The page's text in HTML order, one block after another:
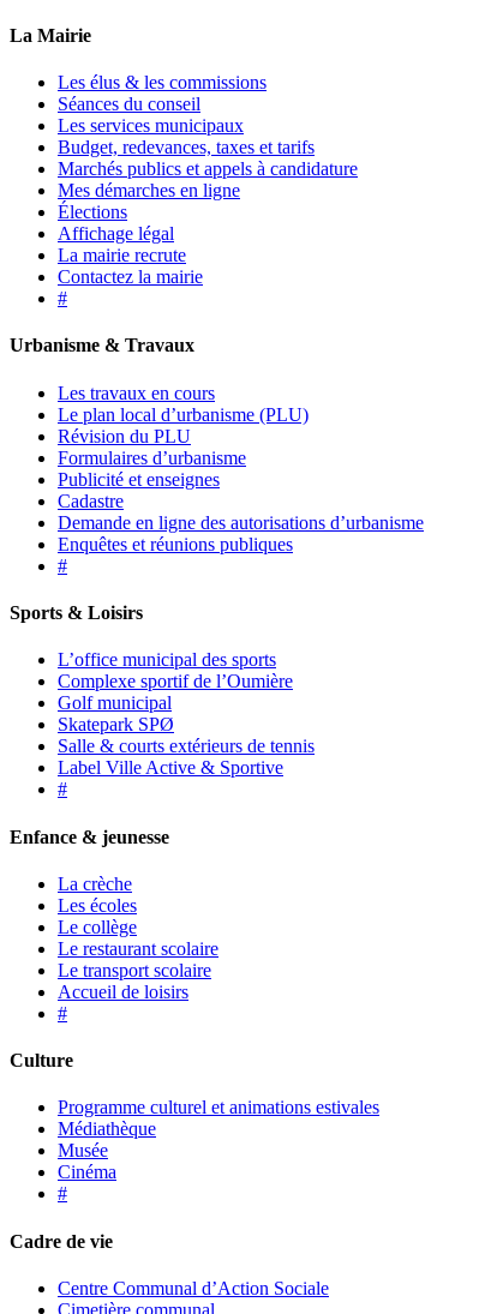
La Mairie
Les élus & les commissions
Séances du conseil
Les services municipaux
Budget, redevances, taxes et tarifs
Marchés publics et appels à candidature
Mes démarches en ligne
Élections
Affichage légal
La mairie recrute
Contactez la mairie
#
Urbanisme & Travaux
Les travaux en cours
Le plan local d’urbanisme (PLU)
Révision du PLU
Formulaires d’urbanisme
Publicité et enseignes
Cadastre
Demande en ligne des autorisations d’urbanisme
Enquêtes et réunions publiques
#
Sports & Loisirs
L’office municipal des sports
Complexe sportif de l’Oumière
Golf municipal
Skatepark SPØ
Salle & courts extérieurs de tennis
Label Ville Active & Sportive
#
Enfance & jeunesse
La crèche
Les écoles
Le collège
Le restaurant scolaire
Le transport scolaire
Accueil de loisirs
#
Culture
Programme culturel et animations estivales
Médiathèque
Musée
Cinéma
#
Cadre de vie
Centre Communal d’Action Sociale
Cimetière communal